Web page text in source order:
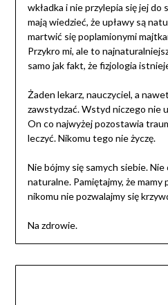
wkładka i nie przylepia się jej do
mają wiedzieć, że upławy są
martwić się poplamionymi
Przykro mi, ale to
samo jak fakt, że fizjologia
Żaden lekarz, nauczyciel, a
zawstydzać. Wstyd niczego nie
On co najwyżej pozostawia
leczyć. Nikomu tego nie życzę.
Nie bójmy się samych siebie.
naturalne. Pamiętajmy, że mamy
nikomu nie pozwalajmy się
Na zdrowie.